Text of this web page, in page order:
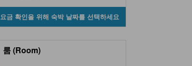
요금 확인을 위해 숙박 날짜를 선택하세요
룸 (Room)